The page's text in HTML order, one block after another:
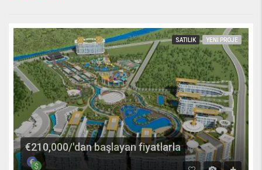
SATILIK YENI PROJE
€210,000/'dan başlayan fiyatlarla